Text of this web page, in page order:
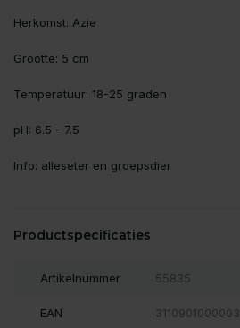
Herkomst: Azie
Grootte: 5 cm
Temperatuur: 18-25 graden
pH: 6.5 - 7.5
Info: alleseter en groepsdier
Productspecificaties
Artikelnummer 55835
EAN 3110901000003